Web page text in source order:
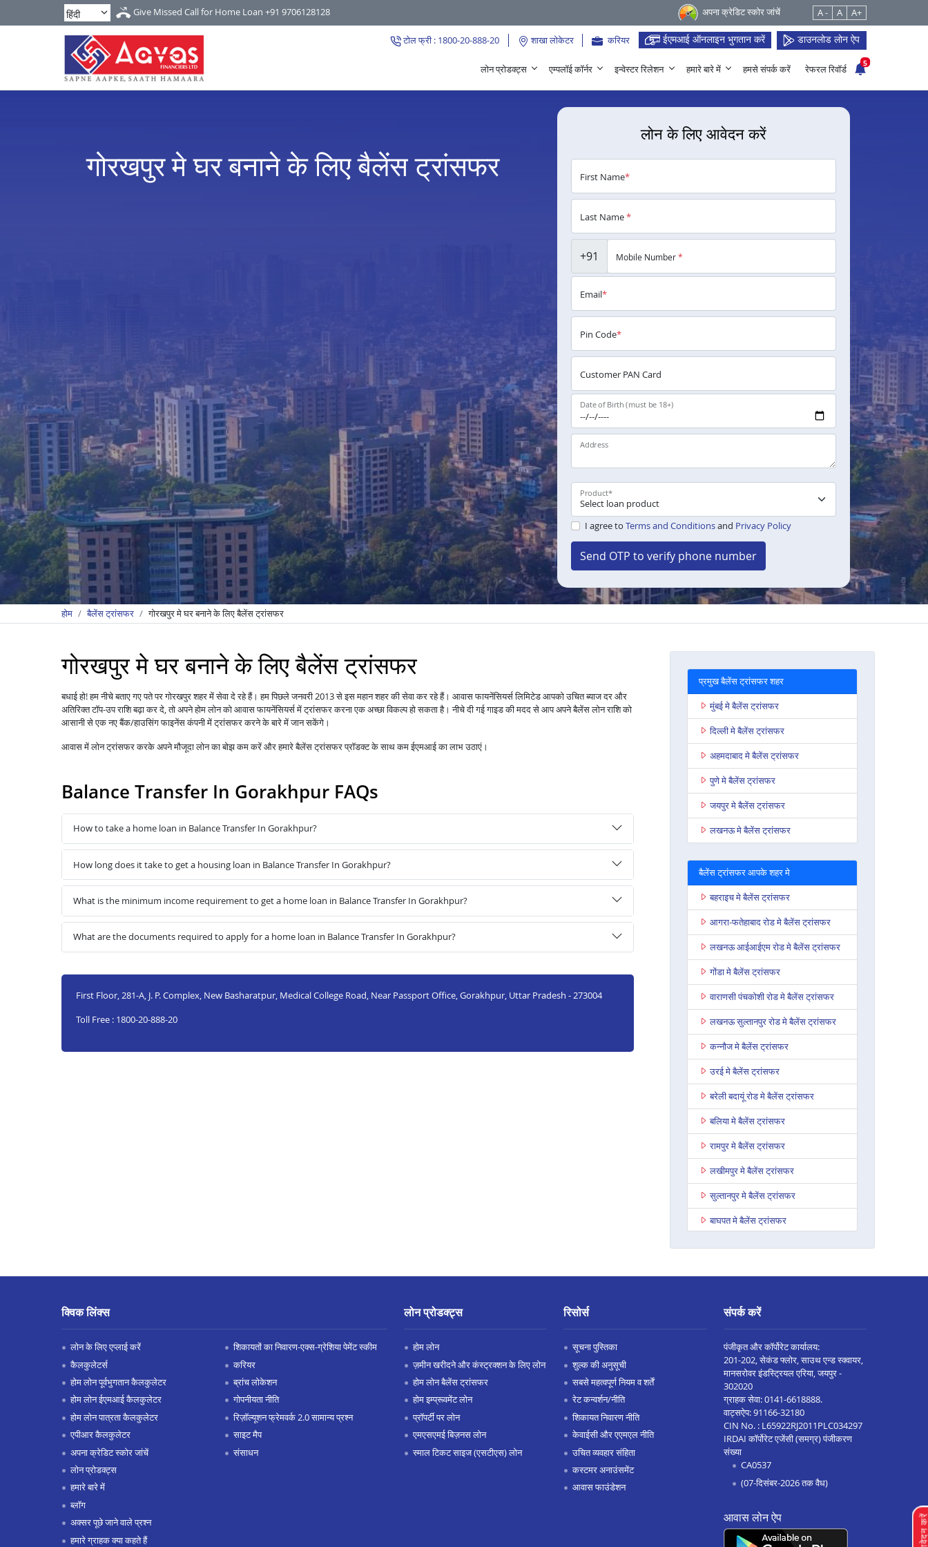
Give Missed Call for Home Loan +91 9706128128 अपना क्रेडिट स्कोर जांचें A - A A+
टोल फ्री : 1800-20-888-20 शाखा लोकेटर करियर ईएमआई ऑनलाइन भुगतान करें डाउनलोड लोन ऐप
लोन प्रोडक्ट्स एम्पलॉई कॉर्नर इन्वेस्टर रिलेशन हमारे बारे में हमसे संपर्क करें रेफरल रिवॉर्ड
5
गोरखपुर मे घर बनाने के लिए बैलेंस ट्रांसफर
लोन के लिए आवेदन करें
First Name*
Last Name*
+91 Mobile Number*
Email*
Pin Code*
Customer PAN Card
Date of Birth (must be 18+)
Address
Product*
I agree to Terms and Conditionsand Privacy Policy
Send OTP to verify phone number
होम बैलेंस ट्रांसफर गोरखपुर मे घर बनाने के लिए बैलेंस ट्रांसफर
गोरखपुर मे घर बनाने के लिए बैलेंस ट्रांसफर
बधाई हो! हम नीचे बताए गए पते पर गोरखपुर शहर में सेवा दे रहे हैं। हम पिछले जनवरी 2013 से इस महान शहर की सेवा कर रहे हैं। आवास फायनेंसियर्स लिमिटेड आपको उचित ब्याज दर और
अतिरिक्त टॉप-उप राशि बढ़ा कर दे, तो अपने होम लोन को आवास फायनेंसियर्स में ट्रांसफर करना एक अच्छा विकल्प हो सकता है। नीचे दी गई गाइड की मदद से आप अपने बैलेंस लोन राशि को
आसानी से एक नए बैंक/हाउसिंग फाइनेंस कंपनी में ट्रांसफर करने के बारे में जान सकेंगे।
आवास मेंलोनट्रांसफर करके अपने मौजूदा लोन का बोझ कम करें और हमारे बैलेंस ट्रांसफर प्रॉडक्ट के साथ कम ईएमआई का लाभ उठाएं।
Balance Transfer In Gorakhpur FAQs
How to take a home loan in Balance Transfer In Gorakhpur?
How long does it take to get a housing loan in Balance Transfer In Gorakhpur?
What is the minimum income requirement to get a home loan in Balance Transfer In Gorakhpur?
What are the documents required to apply for a home loan in Balance Transfer In Gorakhpur?
First Floor, 281-A, J. P. Complex, New Basharatpur, Medical College Road, Near Passport Office, Gorakhpur, Uttar Pradesh - 273004
Toll Free : 1800-20-888-20
प्रमुख बैलेंस ट्रांसफर शहर
मुंबई मे बैलेंस ट्रांसफर
दिल्ली मे बैलेंस ट्रांसफर
अहमदाबाद मे बैलेंस ट्रांसफर
पुणे मे बैलेंस ट्रांसफर
जयपुर मे बैलेंस ट्रांसफर
लखनऊ मे बैलेंस ट्रांसफर
बैलेंस ट्रांसफर आपके शहर मे
बहराइच मे बैलेंस ट्रांसफर
आगरा-फतेहाबाद रोड मे बैलेंस ट्रांसफर
लखनऊ आईआईएम रोड मे बैलेंस ट्रांसफर
गोंडा मे बैलेंस ट्रांसफर
वाराणसी पंचकोशी रोड मे बैलेंस ट्रांसफर
लखनऊ सुल्तानपुर रोड मे बैलेंस ट्रांसफर
कन्नौज मे बैलेंस ट्रांसफर
उरई मे बैलेंस ट्रांसफर
बरेली बदायूं रोड मे बैलेंस ट्रांसफर
बलिया मे बैलेंस ट्रांसफर
रामपुर मे बैलेंस ट्रांसफर
लखीमपुर मे बैलेंस ट्रांसफर
सुल्तानपुर मे बैलेंस ट्रांसफर
बाघपत मे बैलेंस ट्रांसफर
बिजनौर मे बैलेंस ट्रांसफर
इटावा उत्तर प्रदेश मे बैलेंस ट्रांसफर
SHAHJAHANPUR मे बैलेंस ट्रांसफर
बाराबंकी मे बैलेंस ट्रांसफर
ग्रेटर नोएडा मे बैलेंस ट्रांसफर
कानपुर शिवली रोड मे बैलेंस ट्रांसफर
हरदोई मे बैलेंस ट्रांसफर
अयोध्या मे बैलेंस ट्रांसफर
ललितपुर मे बैलेंस ट्रांसफर
क्विक लिंक्स
लोन के लिए एप्लाई करें
कैलकुलेटर्स
होम लोन पूर्वभुगतान कैलकुलेटर
होम लोन ईएमआई कैलकुलेटर
होम लोन पात्रता कैलकुलेटर
एपीआर कैलकुलेटर
अपना क्रेडिट स्कोर जांचें
लोन प्रोडक्ट्स
हमारे बारे में
ब्लॉग
अक्सर पूछे जाने वाले प्रश्न
हमारे ग्राहक क्या कहते हैं
शिकायतों का निवारण-एक्स-ग्रेशिया पेमेंट स्कीम
करियर
ब्रांच लोकेशन
गोपनीयता नीति
रिज़ॉल्यूशन फ्रेमवर्क 2.0 सामान्य प्रश्न
साइट मैप
संसाधन
लोन प्रोडक्ट्स
होम लोन
ज़मीन खरीदने और कंस्ट्रक्शन के लिए लोन
होम लोन बैलेंस ट्रांसफर
होम इम्प्रूवमेंट लोन
प्रॉपर्टी पर लोन
एमएसएमई बिज़नस लोन
स्माल टिकट साइज (एसटीएस) लोन
रिसोर्स
सूचना पुस्तिका
शुल्क की अनुसूची
सबसे महत्वपूर्ण नियम व शर्तें
रेट कन्वर्शन/नीति
शिकायत निवारण नीति
केवाईसी और एएमएल नीति
उचित व्यवहार संहिता
कस्टमर अनाउंसमेंट
आवास फाउंडेशन
संपर्क करें
पंजीकृत और कॉर्पोरेट कार्यालय:
201-202, सेकंड फ्लोर, साउथ एन्ड स्क्वायर,
मानसरोवर इंडस्ट्रियल एरिया, जयपुर -
302020
ग्राहक सेवा:0141-6618888.
वाट्सऐप:91166-32180
CIN No. : L65922RJ2011PLC034297
IRDAI कॉर्पोरेट एजेंसी (समग्र) पंजीकरण
संख्या
CA0537
(07-दिसंबर-2026 तक वैध)
आवास लोन ऐप